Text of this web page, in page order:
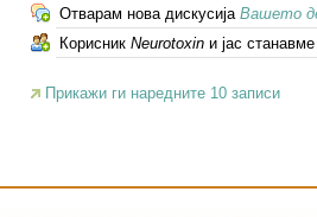
Отварам нова дискусија Вашето
Корисник Neurotoxinи јас станавме
Прикажи ги наредните 10 записи